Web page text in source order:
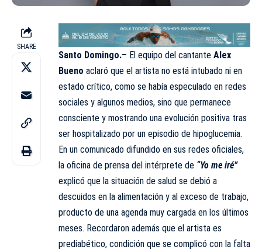
SHARE
Santo Domingo.– El equipo del cantante Alex
Bueno aclaró que el artista no está intubado ni en
estado crítico, como se había especulado en redes
sociales y algunos medios, sino que permanece
consciente y mostrando una evolución positiva tras
ser hospitalizado por un episodio de hipoglucemia.
En un comunicado difundido en sus redes oficiales,
la oficina de prensa del intérprete de “Yo me iré”
explicó que la situación de salud se debió a
descuidos en la alimentación y al exceso de trabajo,
producto de una agenda muy cargada en los últimos
meses. Recordaron además que el artista es
prediabético, condición que se complicó con la falta